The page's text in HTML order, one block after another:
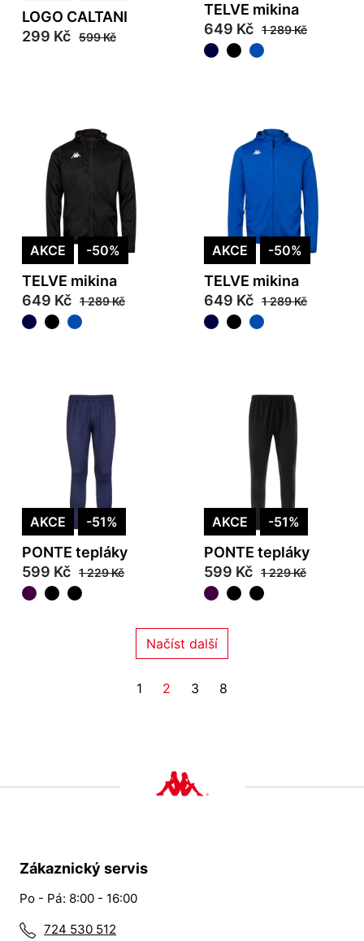
LOGO CALTANI
299 Kč 599 Kč
TELVE mikina
649 Kč 1 289 Kč
AKCE -50%
TELVE mikina
649 Kč 1 289 Kč
AKCE -50%
TELVE mikina
649 Kč 1 289 Kč
AKCE -51%
PONTE tepláky
599 Kč 1 229 Kč
AKCE -51%
PONTE tepláky
599 Kč 1 229 Kč
Načíst další
1 2 3 8
Zákaznický servis
Po - Pá: 8:00 - 16:00
724 530 512